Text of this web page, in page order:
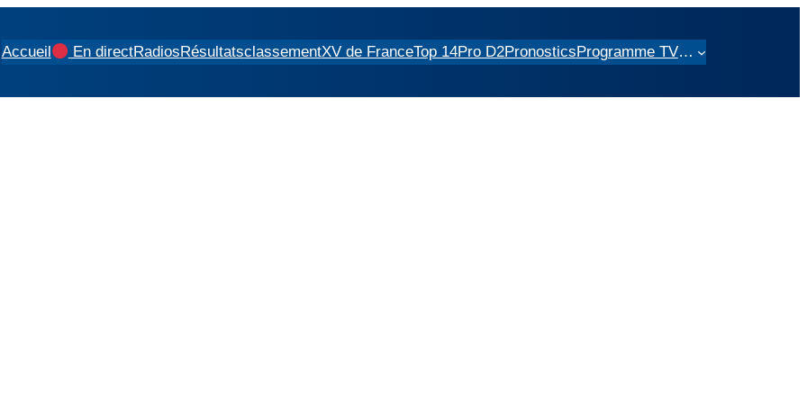
Accueil En directRadiosRésultatsclassementXV de FranceTop 14Pro D2PronosticsProgramme TV…